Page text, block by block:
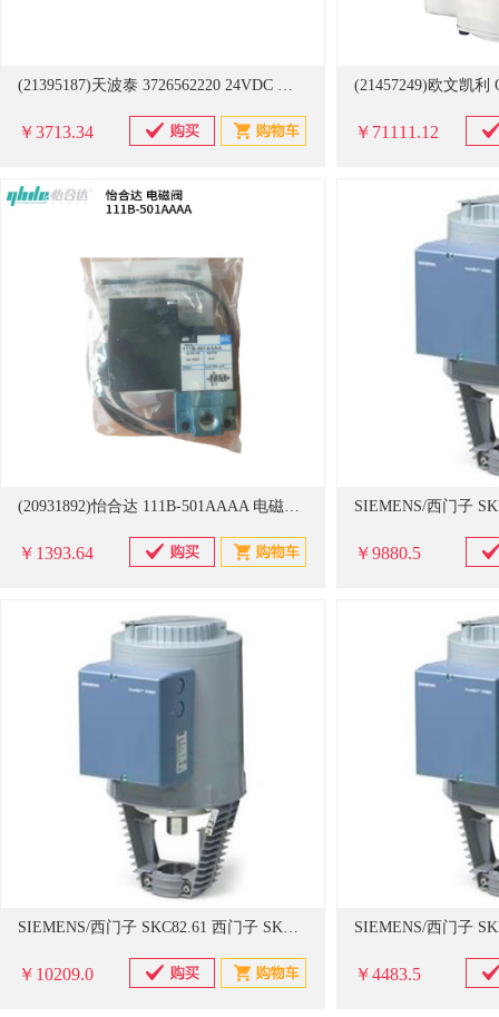
(21395187)天波泰 3726562220 24VDC 电磁阀(单位：支)
￥3713.34 ￥71111.12
(20931892)怡合达 111B-501AAAA 电磁阀(单位：个)
￥1393.64 ￥9880.5
SIEMENS/西门子 SKC82.61 西门子 SKC82.61 电动阀门执行器 单位：个 (单位：个)
￥10209.0 ￥4483.5